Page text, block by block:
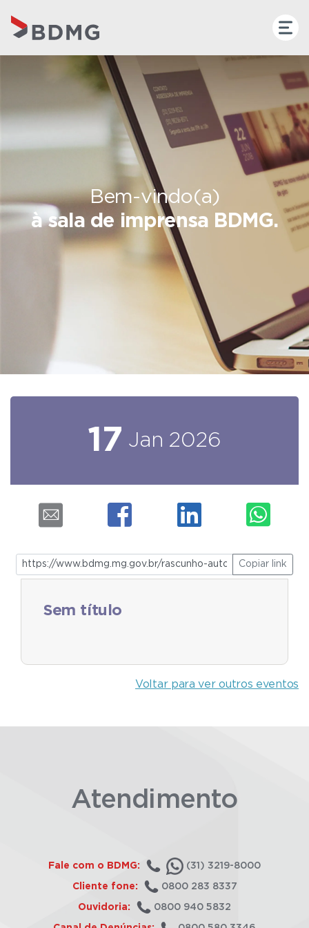
Bem-vindo(a)
à sala de imprensa BDMG.
17 Jan 2026
Copiar link
Sem título
Voltar para ver outros eventos
Atendimento
Fale com o BDMG: (31) 3219-8000
Cliente fone: 0800 283 8337
Ouvidoria: 0800 940 5832